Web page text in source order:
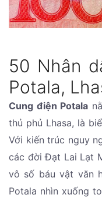
50 Nhân
Potala,
Cung điện Potala
thủ phủ Lhasa, là
Với kiến trúc nguy
các đời Đạt Lai Lạt
vô số báu vật văn
Potala nhìn xuống